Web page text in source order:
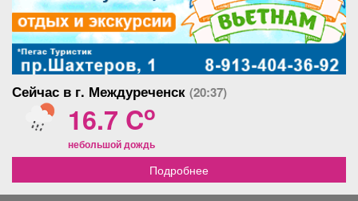
ТВ программа Я - пенсионер
Сейчас в г. Междуреченск (20:37)
16.7 Co
небольшой дождь
Подробнее